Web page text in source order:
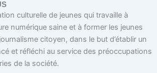
culturelle de jeunes qui travaille à
numérique saine et à former les jeunes
citoyen, dans le but d’établir un
et réfléchi au service des préoccupations
de la société.